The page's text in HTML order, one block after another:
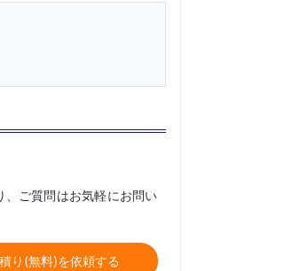
、ご質問はお気軽にお問い
り(無料)を依頼する